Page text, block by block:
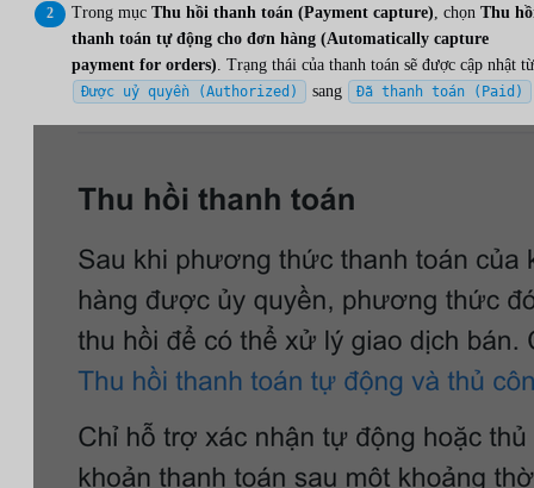
Trong mục Thu hồi thanh toán (Payment capture) , chọn Thu
thanh toán tự động cho đơn hàng (Automatically capture
payment for orders) . Trạng thái của thanh toán sẽ được cập nhật từ
Được uỷ quyền (Authorized) sang Đã thanh toán (Paid)